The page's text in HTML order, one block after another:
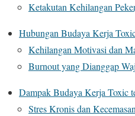
Ketakutan Kehilangan
Hubungan Budaya Kerja
Kehilangan Motivasi dan
Burnout yang Dianggap
Dampak Budaya Kerja Toxic
Stres Kronis dan